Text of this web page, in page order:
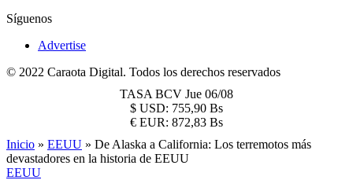
Síguenos
Advertise
© 2022 Caraota Digital. Todos los derechos reservados
TASA BCV Jue 06/08
$ USD: 755,90 Bs
€ EUR: 872,83 Bs
Inicio » EEUU » De Alaska a California: Los terremotos más
devastadores en la historia de EEUU
EEUU